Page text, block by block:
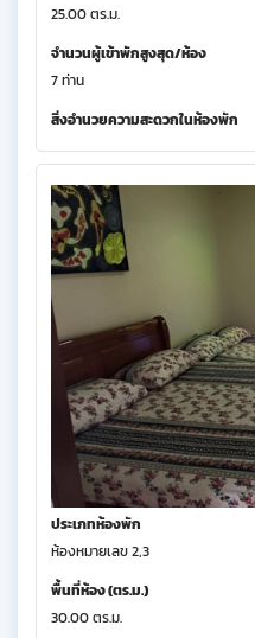
25.00 ตร.ม.
จำนวนผู้เข้าพักสูงสุด/ห้อง
7 ท่าน
สิ่งอำนวยความสะดวกในห้องพัก
ประเภทห้องพัก
ห้องหมายเลข 2,3
พื้นที่ห้อง (ตร.ม.)
30.00 ตร.ม.